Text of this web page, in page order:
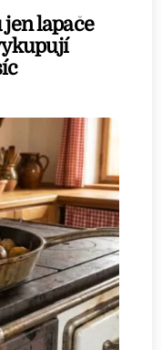
jen lapače